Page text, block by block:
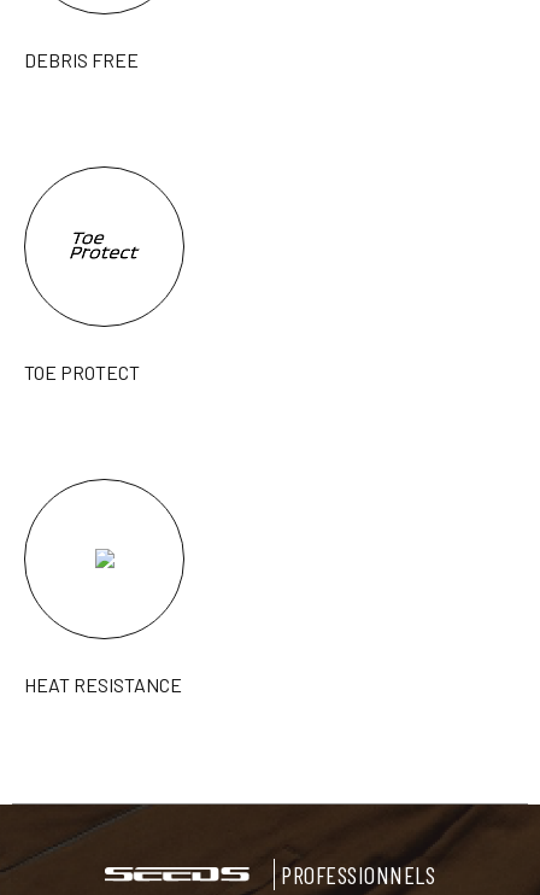
DEBRIS FREE
TOE PROTECT
HEAT RESISTANCE
PROFESSIONNELS